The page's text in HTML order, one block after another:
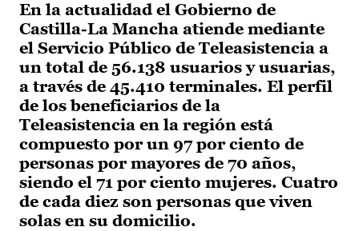
En la actualidad el Gobierno de
Castilla-La Mancha atiende mediante
el Servicio Público de Teleasistencia a
un total de 56.138 usuarios y usuarias,
a través de 45.410 terminales. El perfil
de los beneficiarios de la
Teleasistencia en la región está
compuesto por un 97 por ciento de
personas por mayores de 70 años,
siendo el 71 por ciento mujeres. Cuatro
de cada diez son personas que viven
solas en su domicilio.